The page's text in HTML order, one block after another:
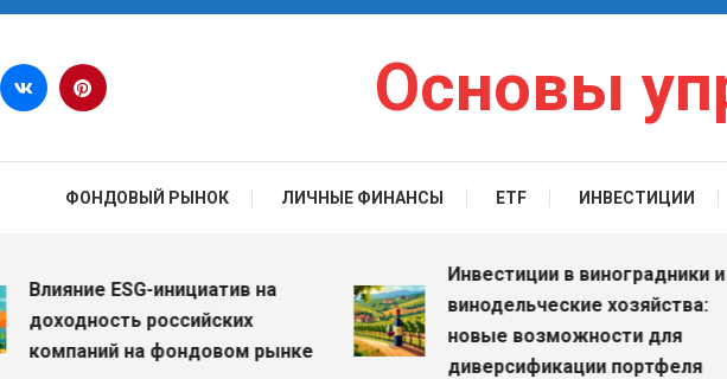
Перейти к содержимому
Основы
ФОНДОВЫЙ РЫНОК ЛИЧНЫЕ ФИНАНСЫ ETF ИНВЕСТИЦИИ
ESG-инициатив на
российских
на фондовом рынке
Инвестиции в виноградники и
винодельческие хозяйства:
новые возможности для
диверсификации портфеля